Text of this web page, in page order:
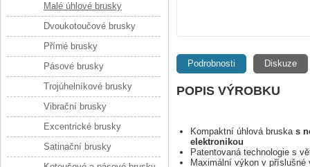
Podrobnosti Diskuze
POPIS VÝROBKU
Kompaktní úhlová bruska s
elektronikou
Patentovaná technologie s
Maximální výkon v příslušné
Malé úhlové brusky
Dvoukotoučové brusky
Přímé brusky
Pásové brusky
Trojúhelníkové brusky
Vibrační brusky
Excentrické brusky
Satinační brusky